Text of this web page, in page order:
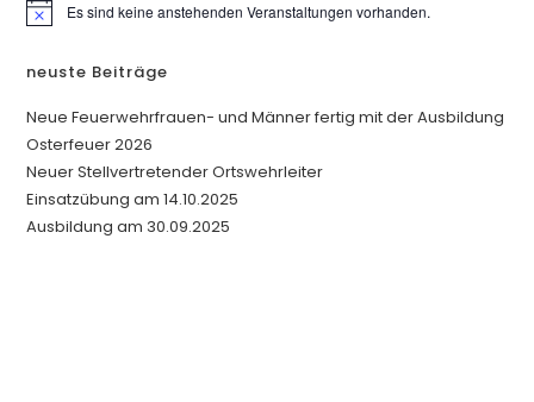
H
w
i
Es sind keine anstehenden Veranstaltungen vorhanden.
neuste Beiträge
Neue Feuerwehrfrauen- und Männer fertig mit der Ausbildung
Osterfeuer 2026
Neuer Stellvertretender Ortswehrleiter
Einsatzübung am 14.10.2025
Ausbildung am 30.09.2025